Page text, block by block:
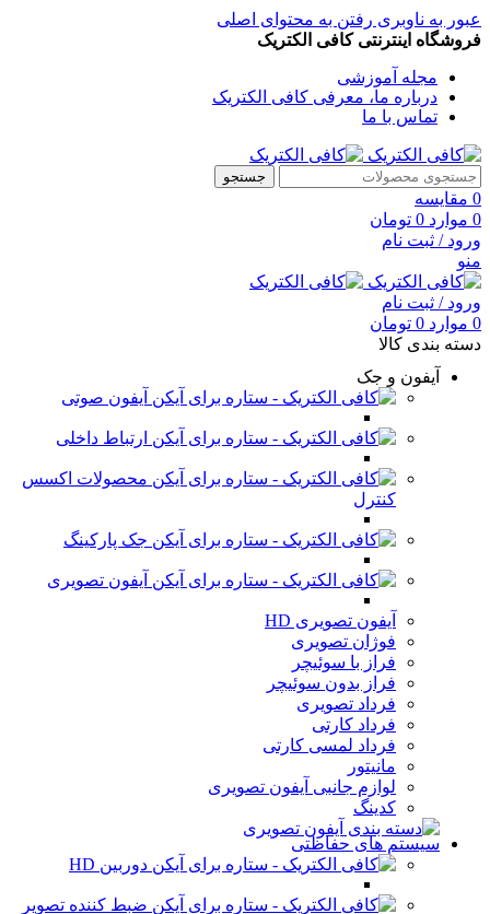
عبور به ناوبری رفتن به محتوای اصلی
فروشگاه اینترنتی کافی الکتریک
مجله آموزشی
درباره ما، معرفی کافی الکتریک
تماس با ما
جستجو
0 مقایسه
0 موارد 0 تومان
ورود / ثبت نام
منو
ورود / ثبت نام
0 موارد 0 تومان
دسته بندی کالا
آیفون و جک
آیفون صوتی
ارتباط داخلی
محصولات اکسس
کنترل
جک پارکینگ
آیفون تصویری
آیفون تصویری HD
فوژان تصویری
فراز با سوئیچر
فراز بدون سوئیچر
فرداد تصویری
فرداد کارتی
فرداد لمسی کارتی
مانیتور
لوازم جانبی آیفون تصویری
کدینگ
سیستم های حفاظتی
دوربین HD
ضبط کننده تصویر